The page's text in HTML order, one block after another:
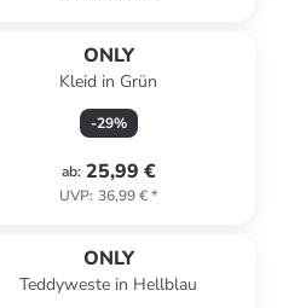
ONLY
Kleid in Grün
-29%
ab: 25,99 €
UVP: 36,99 €*
ONLY
Teddyweste in Hellblau